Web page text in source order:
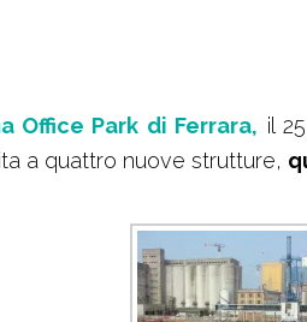
Office Park di Ferrara, il
a quattro nuove strutture,